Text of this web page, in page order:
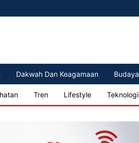
Dakwah Dan Keagamaan Budaya
Tren Lifestyle Teknologi